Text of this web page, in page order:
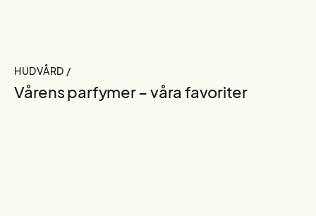
HUDVÅRD /
Vårens parfymer – våra favoriter